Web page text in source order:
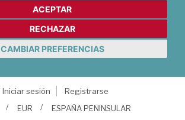
ACEPTAR
RECHAZAR
CAMBIAR PREFERENCIAS
Iniciar sesión
Registrarse
EUR ESPAÑA PENINSULAR